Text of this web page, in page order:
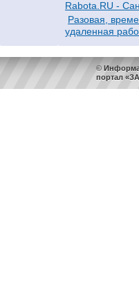
Rabota.RU -
Разовая,
удаленная
©
портал